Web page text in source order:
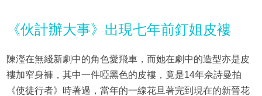
《伙計辦大事》出現七年前釘姐皮褸
陳瀅在無綫新劇中的角色愛飛車，而她在劇中的造型亦是皮
褸加窄身褲，其中一件啞黑色的皮褸，竟是14年佘詩曼拍
《使徒行者》時著過，當年的一線花旦著完到現在的新晉花